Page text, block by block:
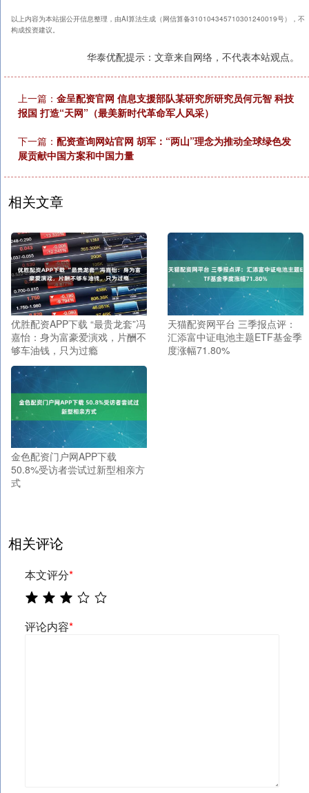
以上内容为本站据公开信息整理，由AI算法生成（网信算备310104345710301240019号），不
构成投资建议。
华泰优配提示：文章来自网络，不代表本站观点。
上一篇： 金呈配资官网 信息支援部队某研究所研究员何元智 科技
报国 打造“天网”（最美新时代革命军人风采）
下一篇： 配资查询网站官网 胡军：“两山”理念为推动全球绿色发
展贡献中国方案和中国力量
相关文章
优胜配资APP下载 “最贵龙套”冯
嘉怡：身为富豪爱演戏，片酬不
够车油钱，只为过瘾
天猫配资网平台 三季报点评：
汇添富中证电池主题ETF基金季
度涨幅71.80%
金色配资门户网APP下载
50.8%受访者尝试过新型相亲方
式
相关评论
本文评分*
评论内容*